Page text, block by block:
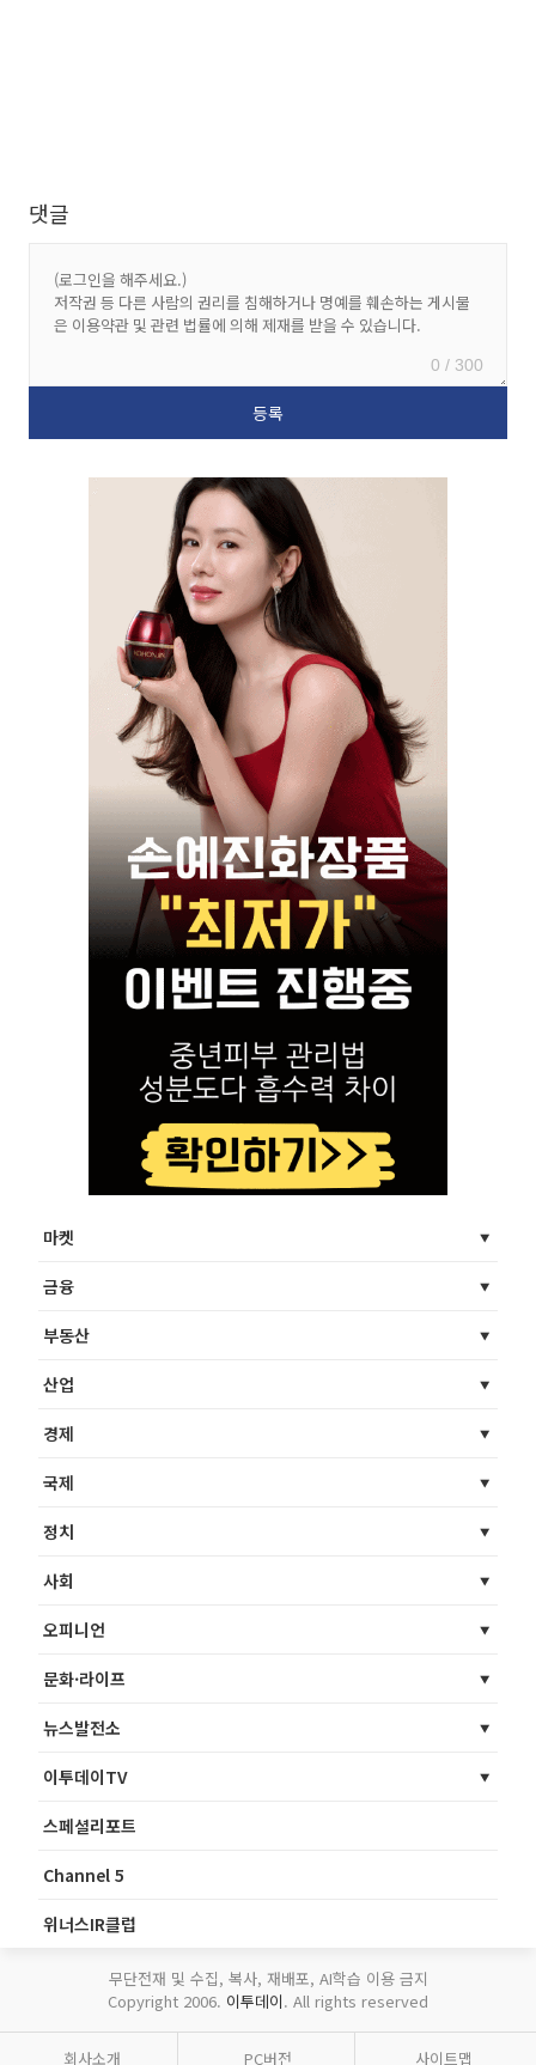
댓글
0 / 300
마켓
금융
부동산
산업
경제
국제
정치
사회
오피니언
문화·라이프
뉴스발전소
이투데이TV
스페셜리포트
Channel 5
위너스IR클럽
무단전재 및 수집, 복사, 재배포, AI학습 이용 금지
Copyright 2006. 이투데이. All rights reserved
회사소개 PC버전 사이트맵